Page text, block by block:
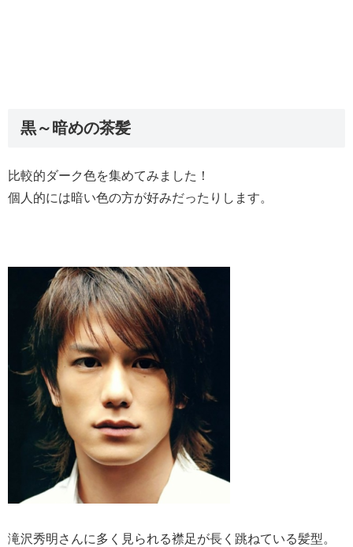
黒～暗めの茶髪
比較的ダーク色を集めてみました！
個人的には暗い色の方が好みだったりします。
滝沢秀明さんに多く見られる襟足が長く跳ねている髪型。